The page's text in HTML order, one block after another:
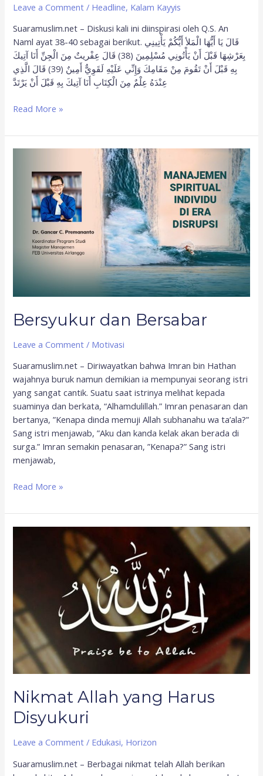
Leave a Comment / Headline, Kalam Kayyis
Suaramuslim.net – Diskusi kali ini diinspirasi oleh Q.S. An
Naml ayat 38-40 sebagai berikut. قَالَ يَا أَيُّهَا الْمَلأ أَيُّكُمْ يَأْتِينِي
بِعَرْشِهَا قَبْلَ أَنْ يَأْتُونِي مُسْلِمِينَ (38) قَالَ عِفْريتٌ مِنَ الْجِنِّ أَنَا آتِيكَ
بِهِ قَبْلَ أَنْ تَقُومَ مِنْ مَقَامِكَ وَإِنِّي عَلَيْهِ لَقَوِيٌّ أَمِينٌ (39) قَالَ الَّذِي
عِنْدَهُ عِلْمٌ مِنَ الْكِتَابِ أَنَا آتِيكَ بِهِ قَبْلَ أَنْ يَرْتَدَّ
Read More »
Bersyukur dan Bersabar
Leave a Comment / Motivasi
Suaramuslim.net – Diriwayatkan bahwa Imran bin Hathan
wajahnya buruk namun demikian ia mempunyai seorang istri
yang sangat cantik. Suatu saat istrinya melihat kepada
suaminya dan berkata, “Alhamdulillah.” Imran penasaran dan
bertanya, ”Kenapa dinda memuji Allah subhanahu wa ta’ala?”
Sang istri menjawab, ”Aku dan kanda kelak akan berada di
surga.” Imran semakin penasaran, ”Kenapa?” Sang istri
menjawab,
Bersabar
Read More »
Nikmat Allah yang Harus
Disyukuri
Leave a Comment / Edukasi, Horizon
Suaramuslim.net – Berbagai nikmat telah Allah berikan